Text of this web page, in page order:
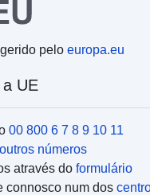
pelo europa.eu
UE
00 800 6 7 8 9 10 11
outros números
através do formulário
connosco num dos